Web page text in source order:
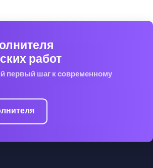
работ
первый шаг к современному